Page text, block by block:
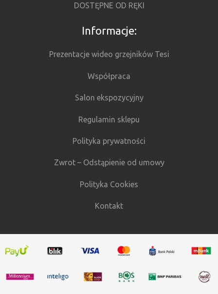
DOSTĘPNE OD RĘKI
Informacje:
Prezentacje wideo grzejników Tesi
Współpraca
Salon ekspozycyjny
Regulamin sklepu
Polityka prywatności
Zwrot – Odstąpienie od umowy
Polityka Cookies
Kontakt